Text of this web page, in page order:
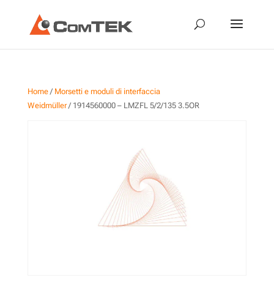
Home/ Morsetti e moduli di interfaccia
Weidmüller/ 1914560000 – LMZFL 5/2/135 3.5OR